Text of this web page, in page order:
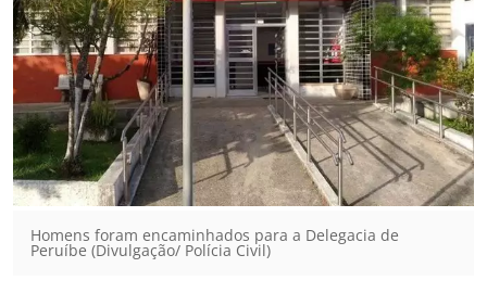
Homens foram encaminhados para a Delegacia de
Peruíbe (Divulgação/ Polícia Civil)